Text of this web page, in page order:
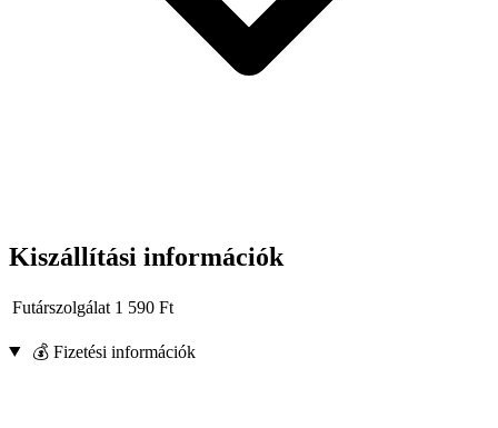
Kiszállítási információk
Futárszolgálat 1 590 Ft
💰 Fizetési információk